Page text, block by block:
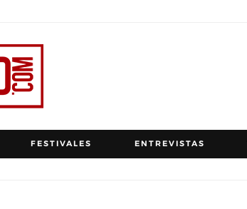
FESTIVALES ENTREVISTAS